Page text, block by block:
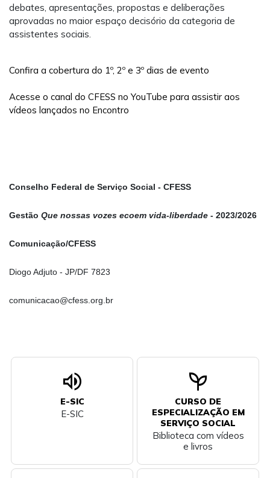
debates, apresentações, propostas e deliberações
aprovadas no maior espaço decisório da categoria de
assistentes sociais.
Confira a cobertura do 1º, 2º e 3º dias de evento
Acesse o canal do CFESS no YouTube para assistir aos
vídeos lançados no Encontro
Conselho Federal de Serviço Social - CFESS
Gestão Que nossas vozes ecoem vida-liberdade - 2023/2026
Comunicação/CFESS
Diogo Adjuto - JP/DF 7823
comunicacao@cfess.org.br
volume_up
E-SIC
E-SIC
psychiatry
CURSO DE
ESPECIALIZAÇÃO EM
SERVIÇO SOCIAL
Biblioteca com vídeos
e livros